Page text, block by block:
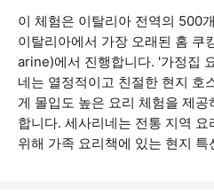
이 체험은 이탈리아 전역의 500
이탈리아에서 가장 오래된 홈 쿠
arine)에서 진행합니다. '가정집
네는 열정적이고 친절한 현지 호
게 몰입도 높은 요리 체험을 제
합니다. 세사리네는 전통 지역
위해 가족 요리책에 있는 현지